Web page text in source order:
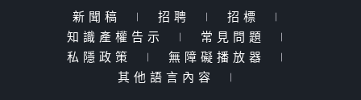
新聞稿 | 招聘 | 招標
|
知識產權告示
| 常見問題
|
私隱政策
| 無障礙播放器
|
其他語言內容
|